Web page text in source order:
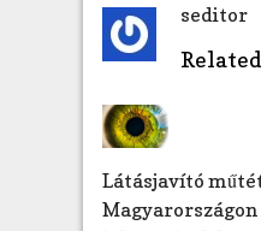
seditor
Látásjavító
Magyarországon